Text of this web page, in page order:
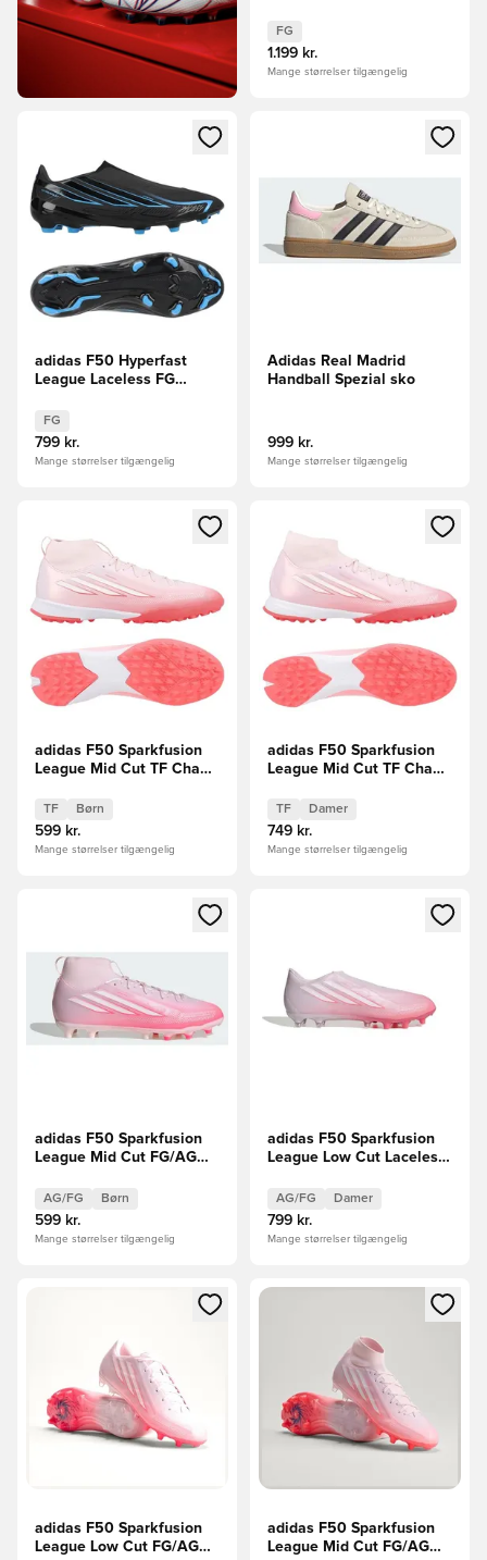
FG
1.199 kr.
Mange størrelser tilgængelig
Åbner en Modal til at logge ind eller tilmelde dig som
adidas F50 Hyperfast
League Laceless FG
FG
799 kr.
Mange størrelser tilgængelig
Åbner en Modal til at logge
Adidas Real Madrid
Handball Spezial sko
999 kr.
Mange størrelser tilgængelig
Åbner en Modal til at logge ind eller tilmelde dig som
adidas F50 Sparkfusion
League Mid Cut TF Chaos
TF Børn
599 kr.
Mange størrelser tilgængelig
Åbner en Modal til at logge
adidas F50 Sparkfusion
League Mid Cut TF Chaos
TF Damer
749 kr.
Mange størrelser tilgængelig
Åbner en Modal til at logge ind eller tilmelde dig som
adidas F50 Sparkfusion
League Mid Cut FG/AG
AG/FG Børn
599 kr.
Mange størrelser tilgængelig
Åbner en Modal til at logge
adidas F50 Sparkfusion
League Low Cut Laceless
Kvinde
AG/FG Damer
799 kr.
Mange størrelser tilgængelig
Åbner en Modal til at logge ind eller tilmelde dig som
adidas F50 Sparkfusion
League Low Cut FG/AG
Åbner en Modal til at logge
adidas F50 Sparkfusion
League Mid Cut FG/AG